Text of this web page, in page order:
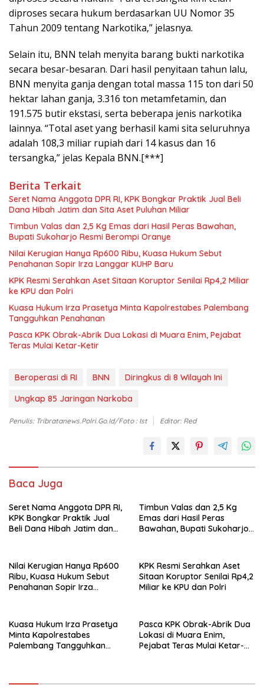
diproses secara hukum berdasarkan UU Nomor 35
Tahun 2009 tentang Narkotika,” jelasnya.
Selain itu, BNN telah menyita barang bukti narkotika
secara besar-besaran. Dari hasil penyitaan tahun lalu,
BNN menyita ganja dengan total massa 115 ton dari 50
hektar lahan ganja, 3.316 ton metamfetamin, dan
191.575 butir ekstasi, serta beberapa jenis narkotika
lainnya. “Total aset yang berhasil kami sita seluruhnya
adalah 108,3 miliar rupiah dari 14 kasus dan 16
tersangka,” jelas Kepala BNN.[***]
Berita Terkait
Seret Nama Anggota DPR RI, KPK Bongkar Praktik Jual Beli
Dana Hibah Jatim dan Sita Aset Puluhan Miliar
Timbun Valas dan 2,5 Kg Emas dari Hasil Peras Bawahan,
Bupati Sukoharjo Resmi Berompi Oranye
Nilai Kerugian Hanya Rp600 Ribu, Kuasa Hukum Sebut
Penahanan Sopir Irza Langgar KUHP Baru
KPK Resmi Serahkan Aset Sitaan Koruptor Senilai Rp4,2 Miliar
ke KPU dan Polri
Kuasa Hukum Irza Prasetya Minta Kapolrestabes Palembang
Tangguhkan Penahanan
Pasca KPK Obrak-Abrik Dua Lokasi di Muara Enim, Pejabat
Teras Mulai Ketar-Ketir
Beroperasi di RI BNN
Diringkus di 8 Wilayah Ini
Ungkap 85 Jaringan Narkoba
Penulis: Tribratanews.polri.go.id/foto : Ist Editor: Red
Baca Juga
Seret Nama Anggota DPR RI,
KPK Bongkar Praktik Jual
Beli Dana Hibah Jatim dan
Timbun Valas dan 2,5 Kg
Emas dari Hasil Peras
Bawahan, Bupati Sukoharjo
Nilai Kerugian Hanya Rp600
Ribu, Kuasa Hukum Sebut
Penahanan Sopir Irza
KPK Resmi Serahkan Aset
Sitaan Koruptor Senilai Rp4,2
Miliar ke KPU dan Polri
Kuasa Hukum Irza Prasetya
Minta Kapolrestabes
Palembang Tangguhkan
Pasca KPK Obrak-Abrik Dua
Lokasi di Muara Enim,
Pejabat Teras Mulai Ketar-